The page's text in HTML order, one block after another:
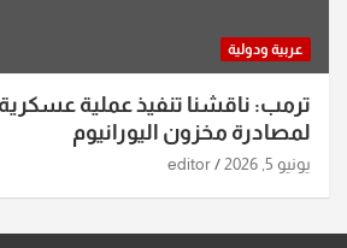
عربية ودولية
ترمب: ناقشنا تنفيذ عملية
لمصادرة مخزون اليورانيوم
يونيو 5, 2026 editor